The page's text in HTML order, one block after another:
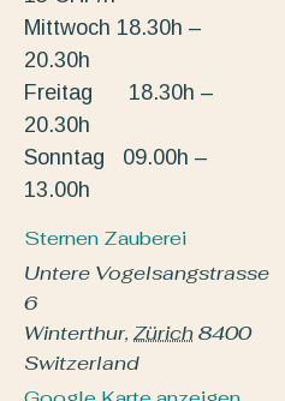
Mittwoch 18.30h –
20.30h
Freitag 18.30h –
20.30h
Sonntag 09.00h –
13.00h
Sternen Zauberei
Untere Vogelsangstrasse
6
Winterthur, Zürich8400
Switzerland